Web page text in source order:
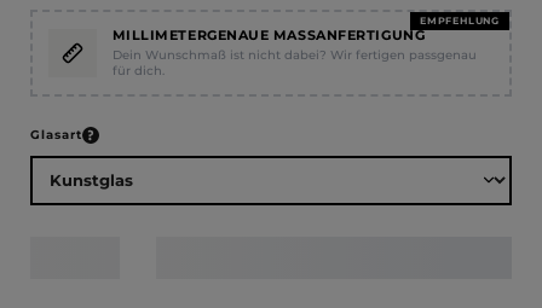
EMPFEHLUNG
MILLIMETERGENAUE MASSANFERTIGUNG
Dein Wunschmaß ist nicht dabei? Wir fertigen passgenau
für dich.
Glasartauswählen